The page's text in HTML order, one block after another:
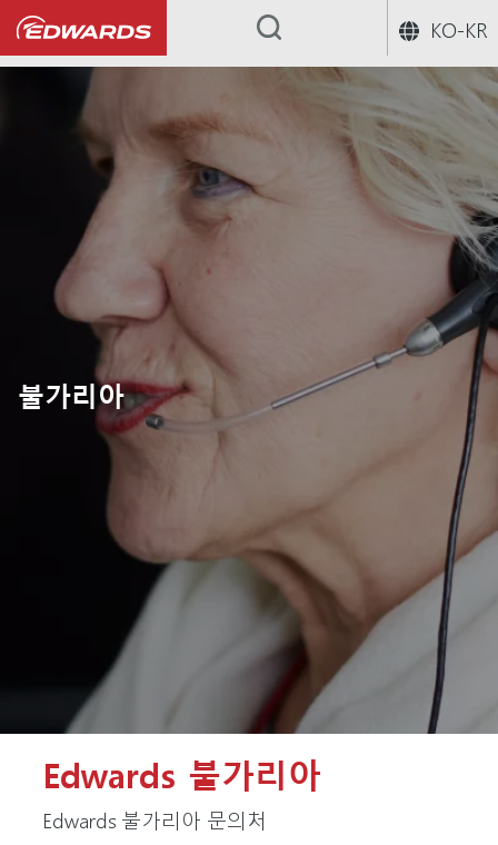
KO-KR
...
불가리아
Edwards 불가리아
Edwards 불가리아 문의처